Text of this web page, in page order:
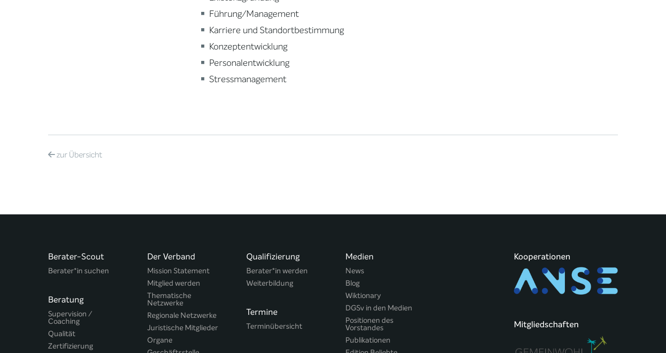
Führung/Management
Karriere und Standortbestimmung
Konzeptentwicklung
Personalentwicklung
Stressmanagement
zurÜbersicht
Berater-Scout
Berater*in suchen
Beratung
Supervision /
Coaching
Qualität
Zertifizierung
Der Verband
Mission Statement
Mitglied werden
Thematische
Netzwerke
Regionale Netzwerke
Juristische Mitglieder
Organe
Qualifizierung
Berater*in werden
Weiterbildung
Termine
Terminübersicht
Medien
News
Blog
Wiktionary
DGSv in den Medien
Positionen des
Vorstandes
Publikationen
Kooperationen
Mitgliedschaften